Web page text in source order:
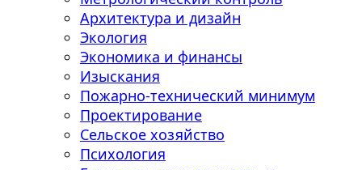
Архитектура и дизайн
Экология
Экономика и финансы
Изыскания
Пожарно-технический минимум
Проектирование
Сельское хозяйство
Психология